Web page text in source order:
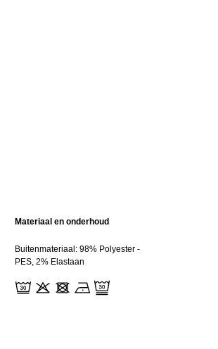
Materiaal en onderhoud
Buitenmateriaal: 98% Polyester -
PES, 2% Elastaan